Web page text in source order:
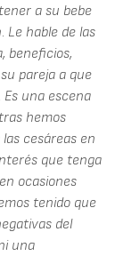
a su bebe
Le hable de las
beneficios,
pareja a que
una escena
hemos
cesáreas en
que tenga
ocasiones
tenido que
del
una